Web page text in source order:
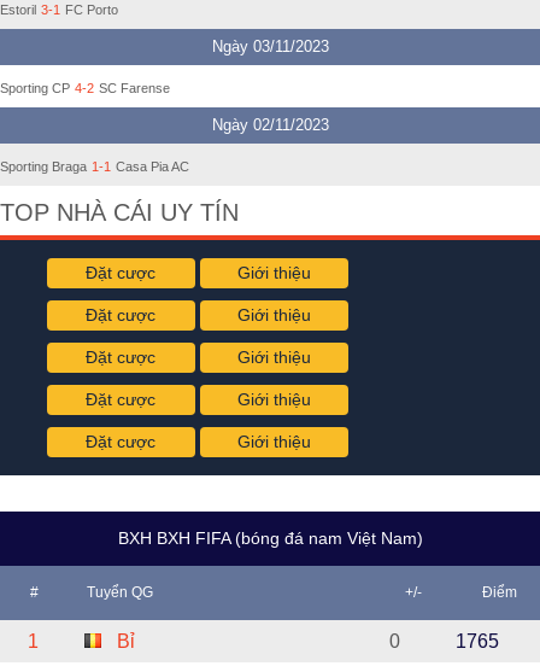
Estoril 3-1 FC Porto
Ngày 03/11/2023
Sporting CP 4-2 SC Farense
Ngày 02/11/2023
Sporting Braga 1-1 Casa Pia AC
TOP NHÀ CÁI UY TÍN
Đặt cược Giới thiệu
Đặt cược Giới thiệu
Đặt cược Giới thiệu
Đặt cược Giới thiệu
Đặt cược Giới thiệu
BXH BXH FIFA (bóng đá nam Việt Nam)
# Tuyển QG +/- Điểm
1 Bỉ 0 1765